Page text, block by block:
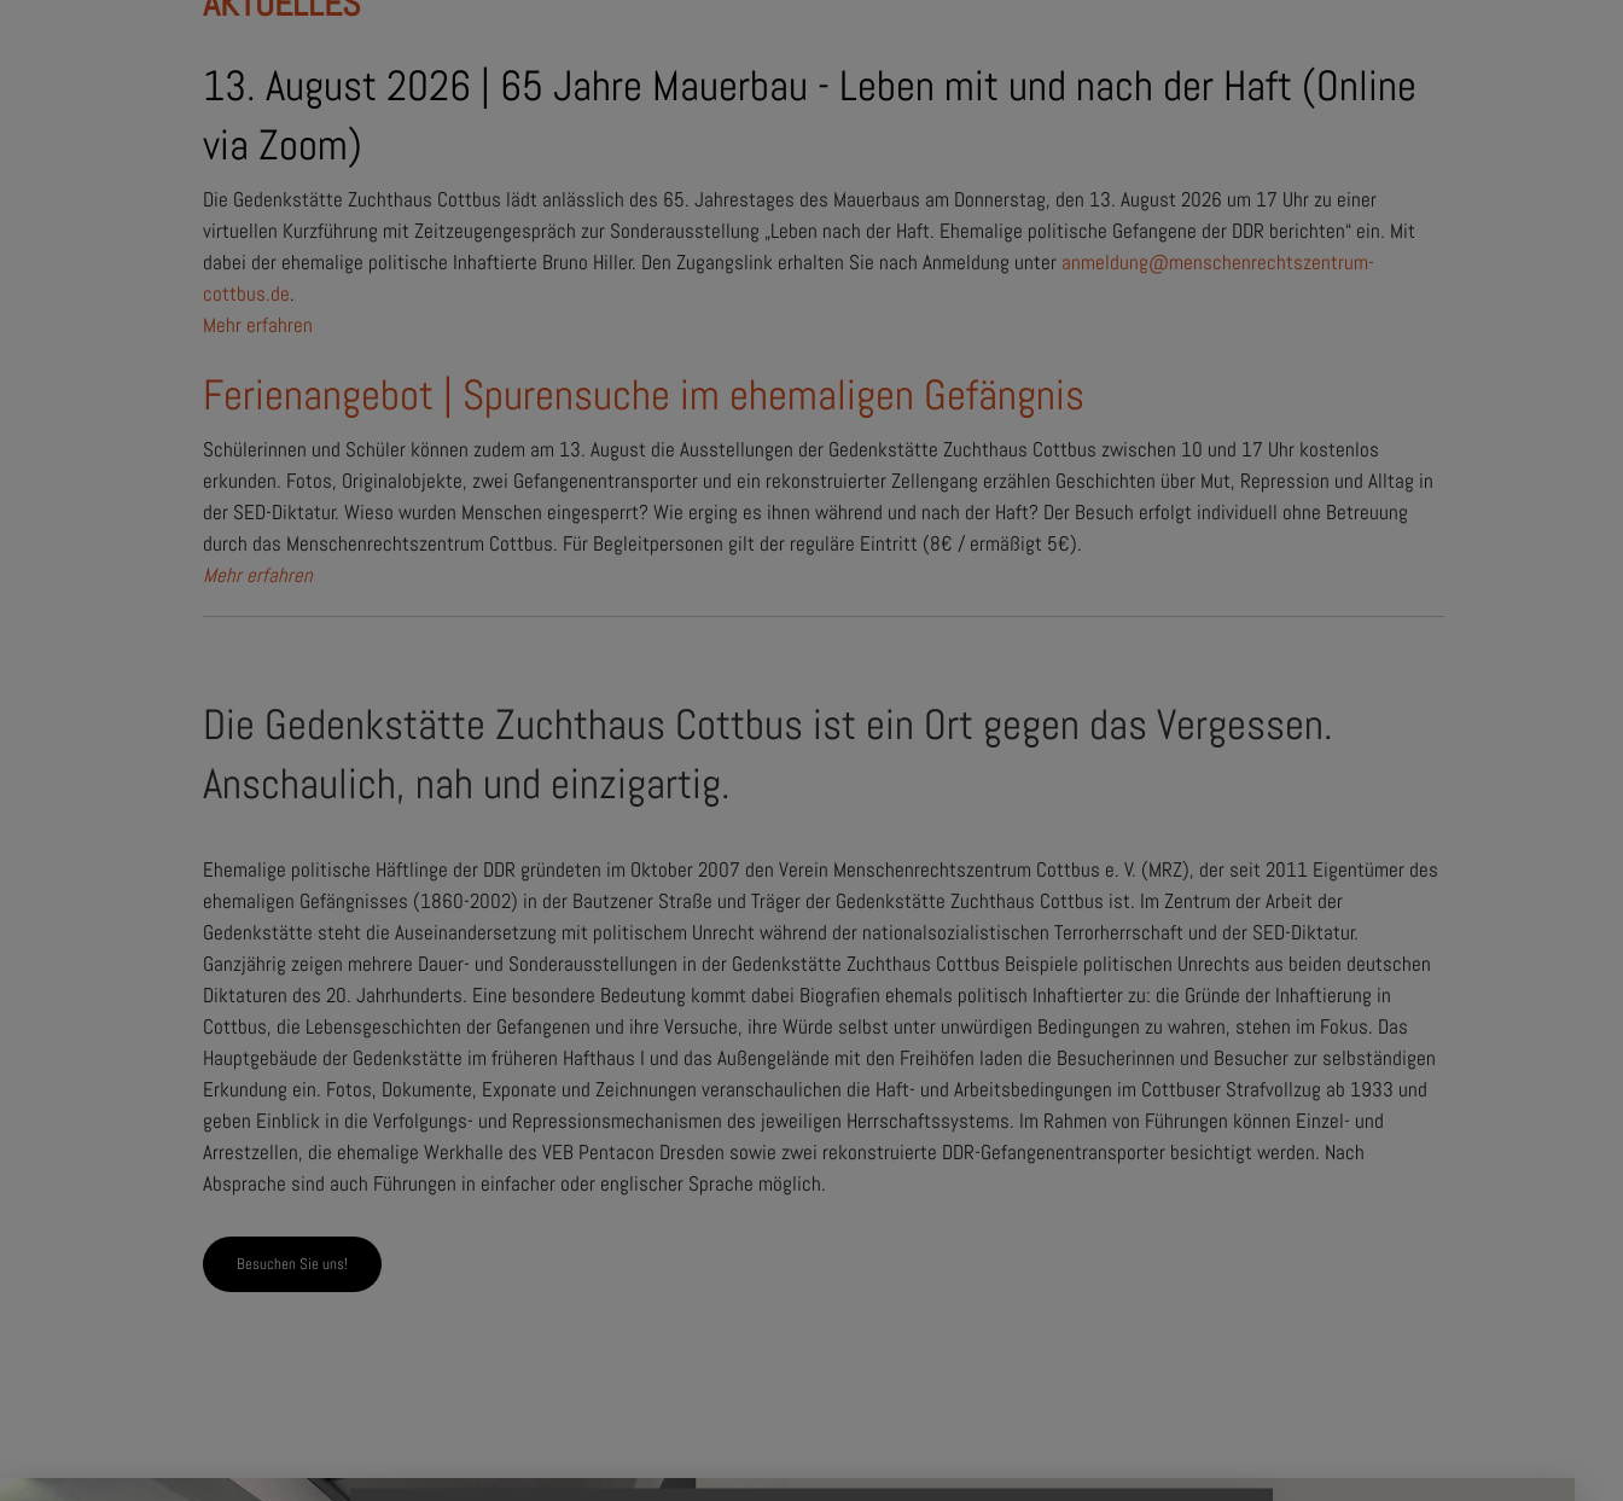
13. August 2026 | 65 Jahre Mauerbau - Leben mit und nach der Haft (Online
via Zoom)
Die Gedenkstätte Zuchthaus Cottbus lädt anlässlich des 65. Jahrestages des Mauerbaus am Donnerstag, den 13. August 2026 um 17 Uhr zu einer
virtuellen Kurzführung mit Zeitzeugengespräch zur Sonderausstellung „Leben nach der Haft. Ehemalige politische Gefangene der DDR berichten“ ein. Mit
dabei der ehemalige politische Inhaftierte Bruno Hiller. Den Zugangslink erhalten Sie nach Anmeldung unter anmeldung@menschenrechtszentrum-
cottbus.de.
Mehr erfahren
Ferienangebot | Spurensuche im ehemaligen Gefängnis
Schülerinnen und Schüler können zudem am 13. August die Ausstellungen der Gedenkstätte Zuchthaus Cottbus zwischen 10 und 17 Uhr kostenlos
erkunden. Fotos, Originalobjekte, zwei Gefangenentransporter und ein rekonstruierter Zellengang erzählen Geschichten über Mut, Repression und Alltag in
der SED-Diktatur. Wieso wurden Menschen eingesperrt? Wie erging es ihnen während und nach der Haft? Der Besuch erfolgt individuell ohne Betreuung
durch das Menschenrechtszentrum Cottbus. Für Begleitpersonen gilt der reguläre Eintritt (8€ / ermäßigt 5€).
Mehr erfahren
Die Gedenkstätte Zuchthaus Cottbus ist ein Ort gegen das Vergessen.
Anschaulich, nah und einzigartig.
Ehemalige politische Häftlinge der DDR gründeten im Oktober 2007 den Verein Menschenrechtszentrum Cottbus e. V. (MRZ), der seit 2011 Eigentümer des
ehemaligen Gefängnisses (1860-2002) in der Bautzener Straße und Träger der Gedenkstätte Zuchthaus Cottbus ist. Im Zentrum der Arbeit der
Gedenkstätte steht die Auseinandersetzung mit politischem Unrecht während der nationalsozialistischen Terrorherrschaft und der SED-Diktatur.
Ganzjährig zeigen mehrere Dauer- und Sonderausstellungen in der Gedenkstätte Zuchthaus Cottbus Beispiele politischen Unrechts aus beiden deutschen
Diktaturen des 20. Jahrhunderts. Eine besondere Bedeutung kommt dabei Biografien ehemals politisch Inhaftierter zu: die Gründe der Inhaftierung in
Cottbus, die Lebensgeschichten der Gefangenen und ihre Versuche, ihre Würde selbst unter unwürdigen Bedingungen zu wahren, stehen im Fokus. Das
Hauptgebäude der Gedenkstätte im früheren Hafthaus I und das Außengelände mit den Freihöfen laden die Besucherinnen und Besucher zur selbständigen
Erkundung ein. Fotos, Dokumente, Exponate und Zeichnungen veranschaulichen die Haft- und Arbeitsbedingungen im Cottbuser Strafvollzug ab 1933 und
geben Einblick in die Verfolgungs- und Repressionsmechanismen des jeweiligen Herrschaftssystems. Im Rahmen von Führungen können Einzel- und
Arrestzellen, die ehemalige Werkhalle des VEB Pentacon Dresden sowie zwei rekonstruierte DDR-Gefangenentransporter besichtigt werden. Nach
Absprache sind auch Führungen in einfacher oder englischer Sprache möglich.
Besuchen Sie uns!